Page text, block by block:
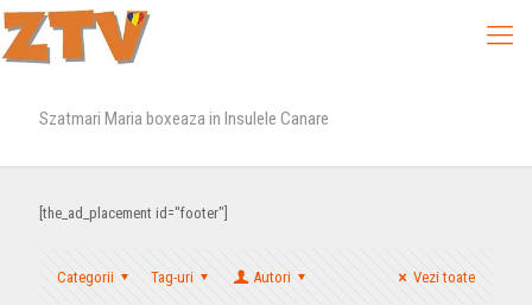
Szatmari Maria boxeaza in Insulele Canare
[the_ad_placement id="footer"]
Categorii Tag-uri Autori Vezi toate